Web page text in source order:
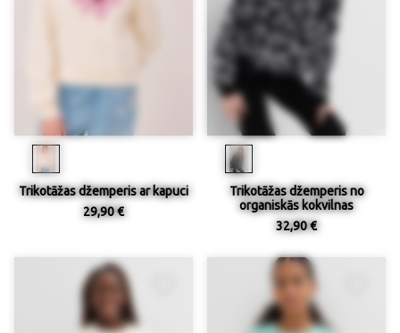
Trikotāžas džemperis ar kapuci
29,90 €
Trikotāžas džemperis no
organiskās kokvilnas
32,90 €